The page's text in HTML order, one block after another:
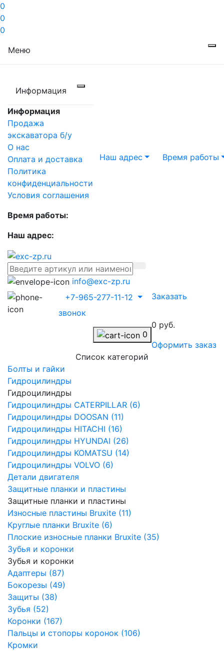
0
0
0
Меню
Информация
Информация
Продажа
экскаватора б/у
О нас
Оплата и доставка
Политика
конфиденциальности
Условия соглашения
Время работы:
Наш адрес:
Наш адрес Время работы
info@exc-zp.ru
+7-965-277-11-12
Заказать
звонок
0
0 руб.
Оформить заказ
Список категорий
Болты и гайки
Гидроцилиндры
Гидроцилиндры
Гидроцилиндры CATERPILLAR (6)
Гидроцилиндры DOOSAN (11)
Гидроцилиндры HITACHI (16)
Гидроцилиндры HYUNDAI (26)
Гидроцилиндры KOMATSU (14)
Гидроцилиндры VOLVO (6)
Детали двигателя
Защитные планки и пластины
Защитные планки и пластины
Износные пластины Bruxite (11)
Круглые планки Bruxite (6)
Плоские износные планки Bruxite (35)
Зубья и коронки
Зубья и коронки
Адаптеры (87)
Бокорезы (49)
Защиты (38)
Зубья (52)
Коронки (167)
Пальцы и стопоры коронок (106)
Кромки